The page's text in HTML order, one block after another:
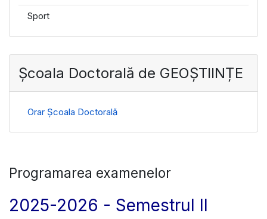
Sport
Şcoala Doctorală de GEOȘTIINȚE
Orar Școala Doctorală
Programarea examenelor
2025-2026 - Semestrul II